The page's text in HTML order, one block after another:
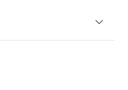
合がございます。あらかじめ